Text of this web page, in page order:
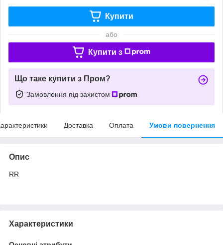
Купити
або
Купити з
Що таке купити з Пром?
Замовлення під захистом
Доставка Оплата Умови повернення
Опис
RR
Характеристики